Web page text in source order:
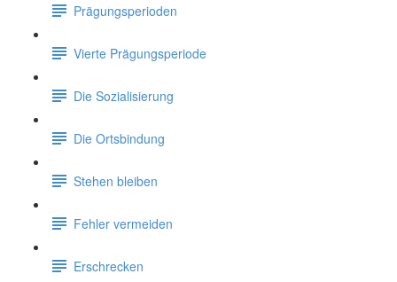
Prägungsperioden
Vierte Prägungsperiode
Die Sozialisierung
Die Ortsbindung
Stehen bleiben
Fehler vermeiden
Erschrecken